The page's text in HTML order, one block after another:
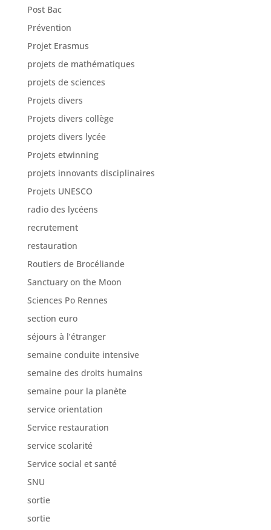
Post Bac
Prévention
Projet Erasmus
projets de mathématiques
projets de sciences
Projets divers
Projets divers collège
projets divers lycée
Projets etwinning
projets innovants disciplinaires
Projets UNESCO
radio des lycéens
recrutement
restauration
Routiers de Brocéliande
Sanctuary on the Moon
Sciences Po Rennes
section euro
séjours à l’étranger
semaine conduite intensive
semaine des droits humains
semaine pour la planète
service orientation
Service restauration
service scolarité
Service social et santé
SNU
sortie
sortie